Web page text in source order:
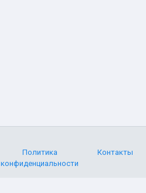
Политика
конфиденциальности
Контакты